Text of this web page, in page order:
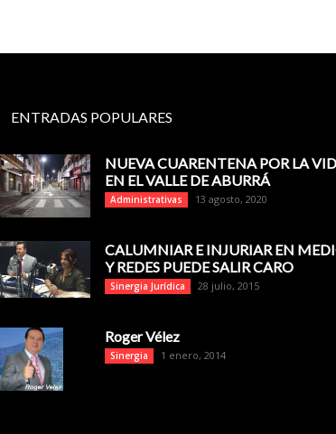
ENTRADAS POPULARES
NUEVA CUARENTENA POR LA
EN EL VALLE DE ABURRÁ
Administrativas 13 agosto, 2020
CALUMNIAR E INJURIAR EN
Y REDES PUEDE SALIR CARO
Sinergia Jurídica 28 julio, 2015
Roger Vélez
Sinergia 1 enero, 2014